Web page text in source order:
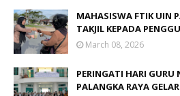
MAHASISWA FTIK UIN
TAKJIL KEPADA
March 08, 2026
PERINGATI HARI
PALANGKA RAYA